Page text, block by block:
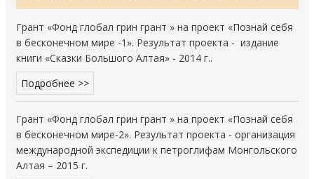
Грант «Фонд глобал грин грант » на проект «Познай себя
в бесконечном мире -1». Результат проекта - издание
книги «Сказки Большого Алтая» - 2014 г..
Подробнее >>
Грант «Фонд глобал грин грант » на проект «Познай себя
в бесконечном мире-2». Результат проекта - организация
международной экспедиции к петроглифам Монгольского
Алтая – 2015 г.